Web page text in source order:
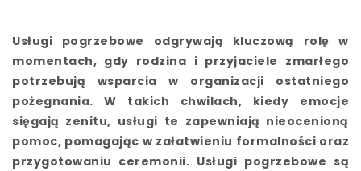
Usługi pogrzebowe odgrywają kluczową rolę w
momentach, gdy rodzina i przyjaciele zmarłego
potrzebują wsparcia w organizacji ostatniego
pożegnania. W takich chwilach, kiedy emocje
sięgają zenitu, usługi te zapewniają nieocenioną
pomoc, pomagając w załatwieniu formalności oraz
przygotowaniu ceremonii. Usługi pogrzebowe są